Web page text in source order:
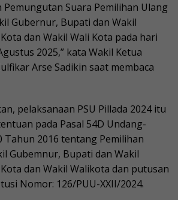
Pemungutan Suara Pemilihan Ulang
Gubernur, Bupati dan Wakil
dan Wakil Wali Kota pada hari
2025,” kata Wakil Ketua
Arse Sadikin saat membaca
pelaksanaan PSU Pillada 2024 itu
pada Pasal 54D Undang-
Tahun 2016 tentang Pemilihan
Gubemnur, Bupati dan Wakil
dan Wakil Walikota dan putusan
Nomor: 126/PUU-XXII/2024.